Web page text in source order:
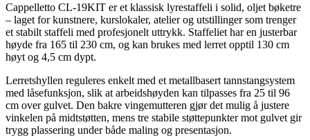
Cappelletto CL-19KIT er et klassisk lyrestaffeli i solid, oljet bøketre
– laget for kunstnere, kurslokaler, atelier og utstillinger som trenger
et stabilt staffeli med profesjonelt uttrykk. Staffeliet har en justerbar
høyde fra 165 til 230 cm, og kan brukes med lerret opptil 130 cm
høyt og 4,5 cm dypt.
Lerretshyllen reguleres enkelt med et metallbasert tannstangsystem
med låsefunksjon, slik at arbeidshøyden kan tilpasses fra 25 til 96
cm over gulvet. Den bakre vingemutteren gjør det mulig å justere
vinkelen på midtstøtten, mens tre stabile støttepunkter mot gulvet gir
trygg plassering under både maling og presentasjon.